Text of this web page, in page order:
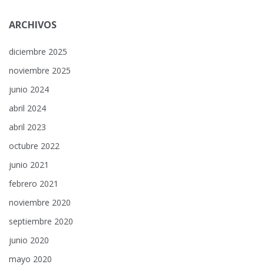
ARCHIVOS
diciembre 2025
noviembre 2025
junio 2024
abril 2024
abril 2023
octubre 2022
junio 2021
febrero 2021
noviembre 2020
septiembre 2020
junio 2020
mayo 2020